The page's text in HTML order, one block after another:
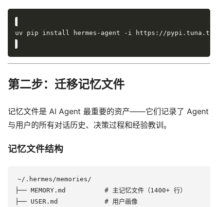
第二步：迁移记忆文件
记忆文件是 AI Agent 最重要的资产——它们记录了 Agent
与用户的所有对话历史、决策过程和经验教训。
记忆文件结构
~/.hermes/memories/
├── MEMORY.md          # 主记忆文件（1400+ 行）
├── USER.md            # 用户画像